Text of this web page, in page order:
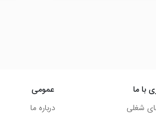
با ما
شغلی
عمومی
درباره ما